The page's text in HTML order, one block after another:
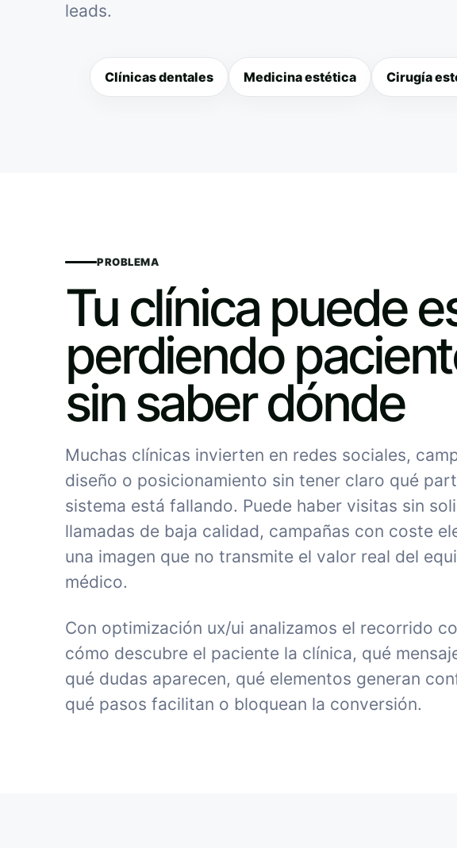
leads.
Clínicas dentales Medicina estética Cirugía
PROBLEMA
Tu clínica puede
perdiendo
sin saber dónde
Muchas clínicas invierten en redes sociales,
diseño o posicionamiento sin tener claro qué
sistema está fallando. Puede haber visitas sin
llamadas de baja calidad, campañas con coste
una imagen que no transmite el valor real del
médico.
Con optimización ux/ui analizamos el recorrido
cómo descubre el paciente la clínica, qué
qué dudas aparecen, qué elementos generan
qué pasos facilitan o bloquean la conversión.